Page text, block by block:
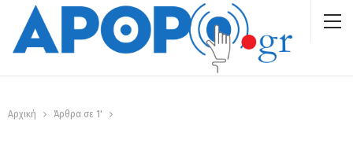
Αρχική Άρθρα σε 1'